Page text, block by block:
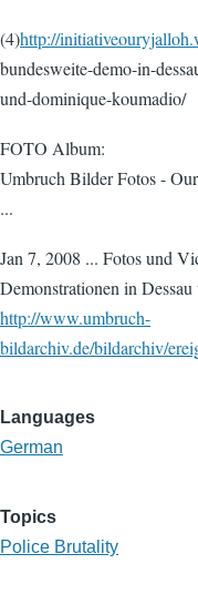
(4)http://
bundesweite-demo-in-
und-dominique-koumadio/
FOTO Album:
Umbruch Bilder Fotos -
...
Jan 7, 2008 ... Fotos und
Demonstrationen in
http://www.umbruch-
bildarchiv.de/bildarchiv/
Languages
German
Topics
Police Brutality